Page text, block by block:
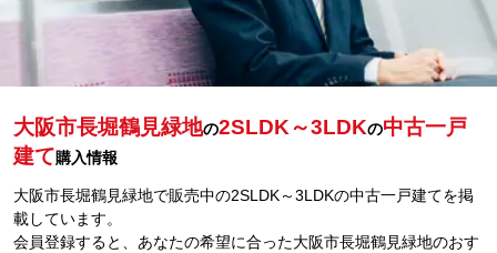
大阪市長堀鶴見緑地の2SLDK～3LDKの中古一戸
建て購入情報
大阪市長堀鶴見緑地で販売中の2SLDK～3LDKの中古一戸建てを掲
載しています。
会員登録すると、あなたの希望に合った大阪市長堀鶴見緑地のおす